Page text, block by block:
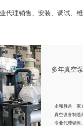
代理销售、安装、调试、
多年真空
永和胜是一家
真空设备制造
专业代理销售